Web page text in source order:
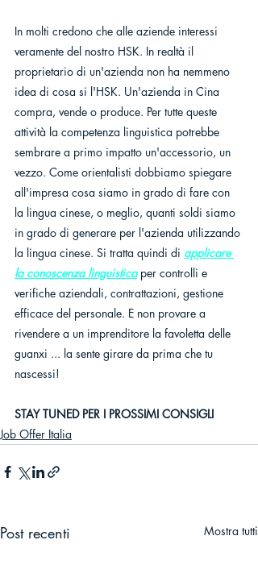
In molti credono che alle aziende interessi
veramente del nostro HSK. In realtà il
proprietario di un'azienda non ha nemmeno
idea di cosa si l'HSK. Un'azienda in Cina
compra, vende o produce. Per tutte queste
attività la competenza linguistica potrebbe
sembrare a primo impatto un'accessorio, un
vezzo. Come orientalisti dobbiamo spiegare
all'impresa cosa siamo in grado di fare con
la lingua cinese, o meglio, quanti soldi siamo
in grado di generare per l'azienda utilizzando
la lingua cinese. Si tratta quindi di applicare
la conoscenza linguistica per controlli e
verifiche aziendali, contrattazioni, gestione
efficace del personale. E non provare a
rivendere a un imprenditore la favoletta delle
guanxi ... la sente girare da prima che tu
nascessi!
STAY TUNED PER I PROSSIMI CONSIGLI
Job Offer Italia
Post recenti Mostra tutti